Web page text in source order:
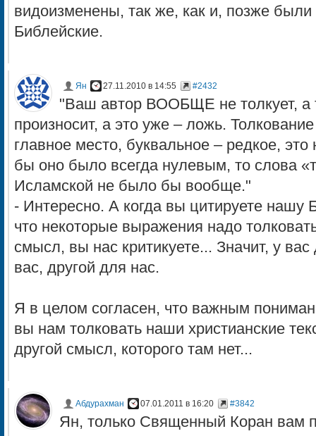
видоизменены, так же, как и, позже
Библейские.
Ян 27.11.2010 в 14:55 #2432
"Ваш автор ВООБЩЕ не толкует, а
произносит, а это уже – ложь.
главное место, буквальное – редкое,
бы оно было всегда нулевым, то слова
Исламской не было бы вообще."
- Интересно. А когда вы цитируете
что некоторые выражения надо
смысл, вы нас критикуете... Значит, у
вас, другой для нас.
Я в целом согласен, что важным
вы нам толковать наши христианские
другой смысл, которого там нет...
Абдурахман 07.01.2011 в 16:20 #3842
Ян, только Священный Коран вам